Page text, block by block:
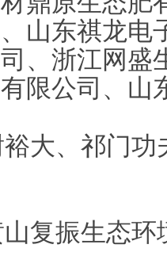
山东祺龙电
、浙江网盛
限公司、山
大、祁门功
复振生态环